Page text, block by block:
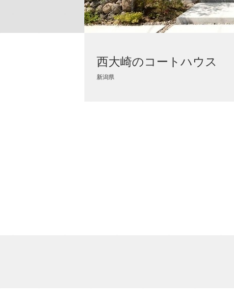
西大崎のコートハウス
新潟県